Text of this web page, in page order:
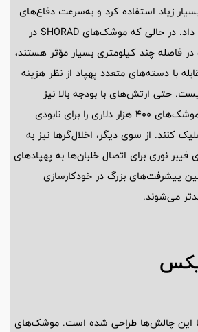
زیاد استفاده کرد و به‌سرعت دفاع‌های
سنتی را تحت فشار قرار داد. در حالی که موشک‌های SHORAD در
فاصله چند کیلومتری بسیار مؤثر هستند،
با دسته‌های متعدد پهپاد از نظر هزینه
حتی ارتش‌های با بودجه بالا نیز
نمی‌توانند به‌طور منظم موشک‌های 400 هزار دلاری را برای نابودی
دلاری شلیک کنند. از سوی دیگر، اخلال‌گرها نیز به
فیبر نوری برای اتصال خلبان‌ها به پهپادهای
پیشرفت‌های بزرگ در خودکارسازی
می‌شوند.
با این چالش‌ها طراحی شده است. موشک‌های